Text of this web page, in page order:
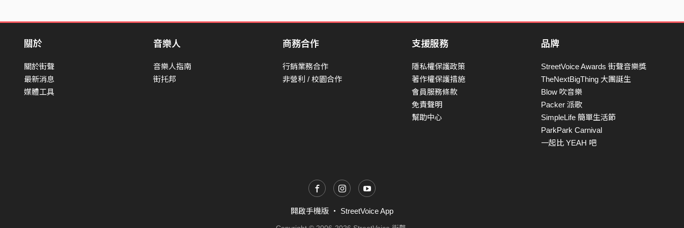
關於
關於街聲
最新消息
媒體工具
音樂人
音樂人指南
街托邦
商務合作
行銷業務合作
非營利 / 校園合作
支援服務
隱私權保護政策
著作權保護措施
會員服務條款
免責聲明
幫助中心
品牌
StreetVoice Awards 街聲音樂獎
TheNextBigThing 大團誕生
Blow 吹音樂
Packer 派歌
SimpleLife 簡單生活節
ParkPark Carnival
一起比 YEAH 吧
開啟手機版 ・ StreetVoice App